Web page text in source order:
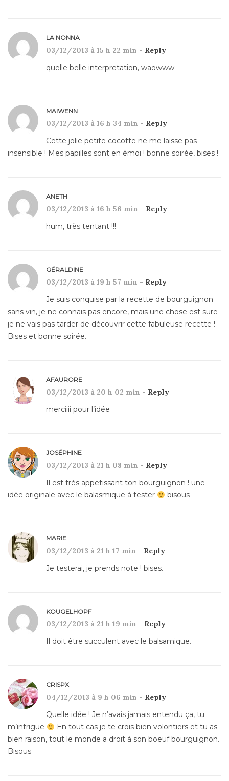
LA NONNA
03/12/2013 à 15 h 22 min - Reply
quelle belle interpretation, waowww
MAIWENN
03/12/2013 à 16 h 34 min - Reply
Cette jolie petite cocotte ne me laisse pas
insensible ! Mes papilles sont en émoi ! bonne soirée, bises !
ANETH
03/12/2013 à 16 h 56 min - Reply
hum, très tentant !!!
GÉRALDINE
03/12/2013 à 19 h 57 min - Reply
Je suis conquise par la recette de bourguignon
sans vin, je ne connais pas encore, mais une chose est sure
je ne vais pas tarder de découvrir cette fabuleuse recette !
Bises et bonne soirée.
AFAURORE
03/12/2013 à 20 h 02 min - Reply
merciiii pour l’idée
JOSÉPHINE
03/12/2013 à 21 h 08 min - Reply
Il est trés appetissant ton bourguignon ! une
idée originale avec le balasmique à tester
bisous
MARIE
03/12/2013 à 21 h 17 min - Reply
Je testerai, je prends note ! bises.
KOUGELHOPF
03/12/2013 à 21 h 19 min - Reply
Il doit être succulent avec le balsamique.
CRISPX
04/12/2013 à 9 h 06 min - Reply
Quelle idée ! Je n’avais jamais entendu ça, tu
m’intrigue
En tout cas je te crois bien volontiers et tu as
bien raison, tout le monde a droit à son boeuf bourguignon.
Bisous